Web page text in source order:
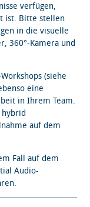
verfügen,
ist. Bitte stellen
in die visuelle
360°-Kamera und
(siehe
eine
in Ihrem Team.
hybrid
auf dem
Fall auf dem
Audio-